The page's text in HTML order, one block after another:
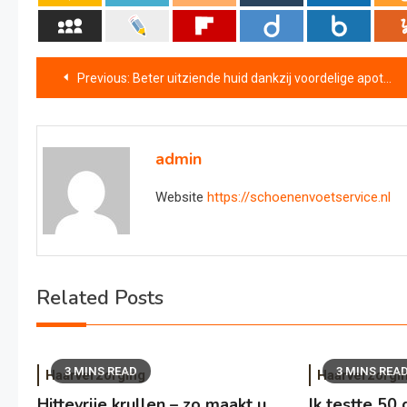
Bericht
navigatie
Previous: Beter uitziende huid dankzij voordelige apotheek-reiniger
admin
Website https://schoenenvoetservice.nl
Related Posts
3 MINS READ
Haarverzorging 3 MINS READ